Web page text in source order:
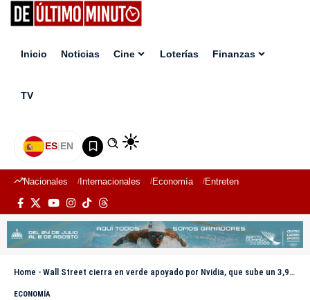
Inicio Noticias Cine Loterías Finanzas
TV
ES|EN
Nacionales Internacionales Economía Entretenimiento
Home - Wall Street cierra en verde apoyado por Nvidia, que sube un 3,9 % tras acuerdo con OpenAI
ECONOMÍA